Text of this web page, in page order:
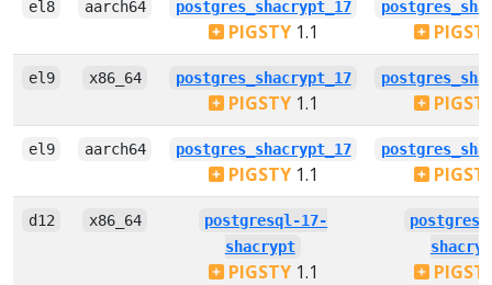
el8 aarch64 postgres_shacrypt_17
PIGSTY1.1
el9 x86_64 postgres_shacrypt_17
PIGSTY1.1
el9 aarch64 postgres_shacrypt_17
PIGSTY1.1
d12 x86_64
postgresql-17-
shacrypt
PIGSTY1.1